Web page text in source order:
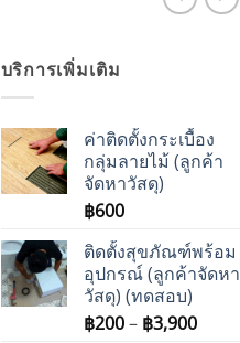
บริการเพิ่มเติม
ค่าติดตั้งกระเบื้อง
กลุ่มลายไม้ (ลูกค้า
จัดหาวัสดุ)
฿600
ติดตั้งสุขภัณฑ์พร้อม
อุปกรณ์ (ลูกค้าจัดหา
วัสดุ) (ทดสอบ)
฿200 – ฿3,900Price